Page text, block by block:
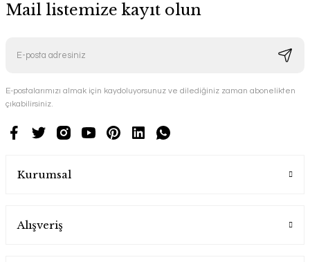
Mail listemize kayıt olun
E-postalarımızı almak için kaydoluyorsunuz ve dilediğiniz zaman abonelikten
çıkabilirsiniz.
Kurumsal
Alışveriş